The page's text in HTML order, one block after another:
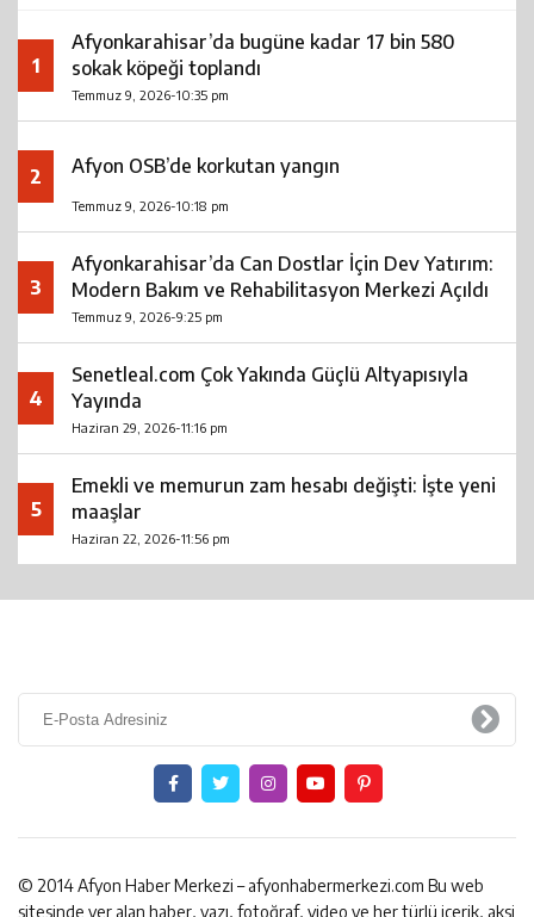
1
Afyonkarahisar’da bugüne kadar 17 bin 580
sokak köpeği toplandı
Temmuz 9, 2026-10:35 pm
2 Afyon OSB’de korkutan yangın
Temmuz 9, 2026-10:18 pm
3
Afyonkarahisar’da Can Dostlar İçin Dev Yatırım:
Modern Bakım ve Rehabilitasyon Merkezi Açıldı
Temmuz 9, 2026-9:25 pm
4
Senetleal.com Çok Yakında Güçlü Altyapısıyla
Yayında
Haziran 29, 2026-11:16 pm
5
Emekli ve memurun zam hesabı değişti: İşte yeni
maaşlar
Haziran 22, 2026-11:56 pm
© 2014 Afyon Haber Merkezi – afyonhabermerkezi.com Bu web
sitesinde yer alan haber, yazı, fotoğraf, video ve her türlü içerik, aksi